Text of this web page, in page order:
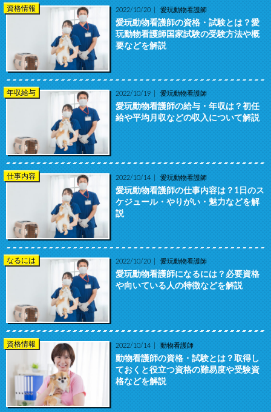
資格情報 2022/10/20 愛玩動物看護師
愛玩動物看護師の資格・試験とは？愛
玩動物看護師国家試験の受験方法や概
要などを解説
年収給与 2022/10/19 愛玩動物看護師
愛玩動物看護師の給与・年収は？初任
給や平均月収などの収入について解説
仕事内容 2022/10/14 愛玩動物看護師
愛玩動物看護師の仕事内容は？1日のス
ケジュール・やりがい・魅力などを解
説
なるには 2022/10/20 愛玩動物看護師
愛玩動物看護師になるには？必要資格
や向いている人の特徴などを解説
資格情報 2022/10/14 動物看護師
動物看護師の資格・試験とは？取得し
ておくと役立つ資格の難易度や受験資
格などを解説